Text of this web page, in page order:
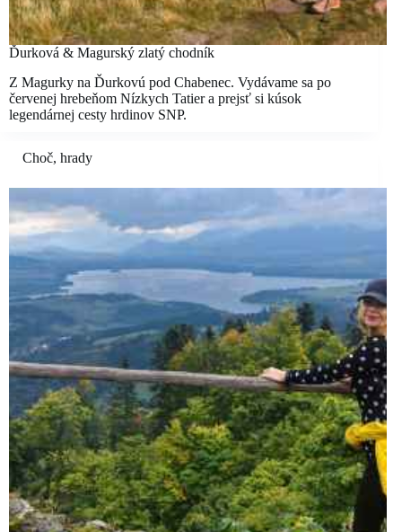
Ďurková & Magurský zlatý chodník
Z Magurky na Ďurkovú pod Chabenec. Vydávame sa po
červenej hrebeňom Nízkych Tatier a prejsť si kúsok
legendárnej cesty hrdinov SNP.
Choč, hrady